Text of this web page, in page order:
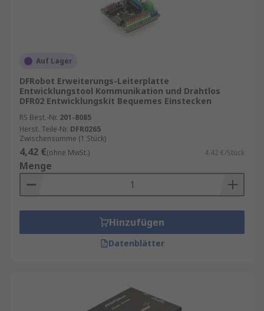
Auf Lager
DFRobot Erweiterungs-Leiterplatte
Entwicklungstool Kommunikation und Drahtlos
DFR02 Entwicklungskit Bequemes Einstecken
RS Best.-Nr. 201-8085
Herst. Teile-Nr. DFR0265
Zwischensumme (1 Stück)
4,42 €(ohne MwSt.) 4,42 €/Stück
Menge
Hinzufügen
Datenblätter